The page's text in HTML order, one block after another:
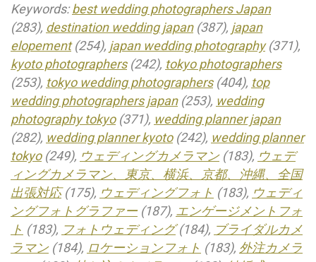
Keywords:best wedding photographers Japan
(283), destination wedding japan(387), japan
elopement(254), japan wedding photography(371),
kyoto photographers(242), tokyo photographers
(253), tokyo wedding photographers(404), top
wedding photographers japan(253), wedding
photography tokyo(371), wedding planner japan
(282), wedding planner kyoto(242), wedding planner
tokyo(249), ウェディングカメラマン(183), ウェデ
ィングカメラマン、東京、横浜、京都、沖縄、全国
出張対応(175), ウェディングフォト (183), ウェディ
ングフォトグラファー(187), エンゲージメントフォ
ト (183), フォトウェディング(184), ブライダルカメ
ラマン(184), ロケーションフォト (183), 外注カメラ